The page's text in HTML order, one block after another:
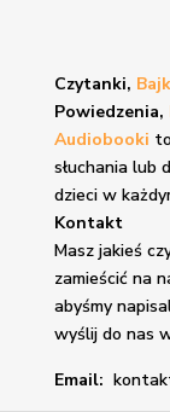
Czytanki,
Powiedzenia,
Audiobooki
słuchania lub
dzieci w
Kontakt
Masz jakieś
zamieścić na
abyśmy
wyślij do nas
Email: